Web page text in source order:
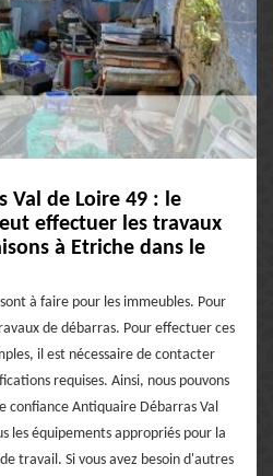
Val de Loire 49 : le
effectuer les travaux
à Etriche dans le
à faire pour les immeubles. Pour
de débarras. Pour effectuer ces
il est nécessaire de contacter
requises. Ainsi, nous pouvons
confiance Antiquaire Débarras Val
les équipements appropriés pour la
travail. Si vous avez besoin d'autres